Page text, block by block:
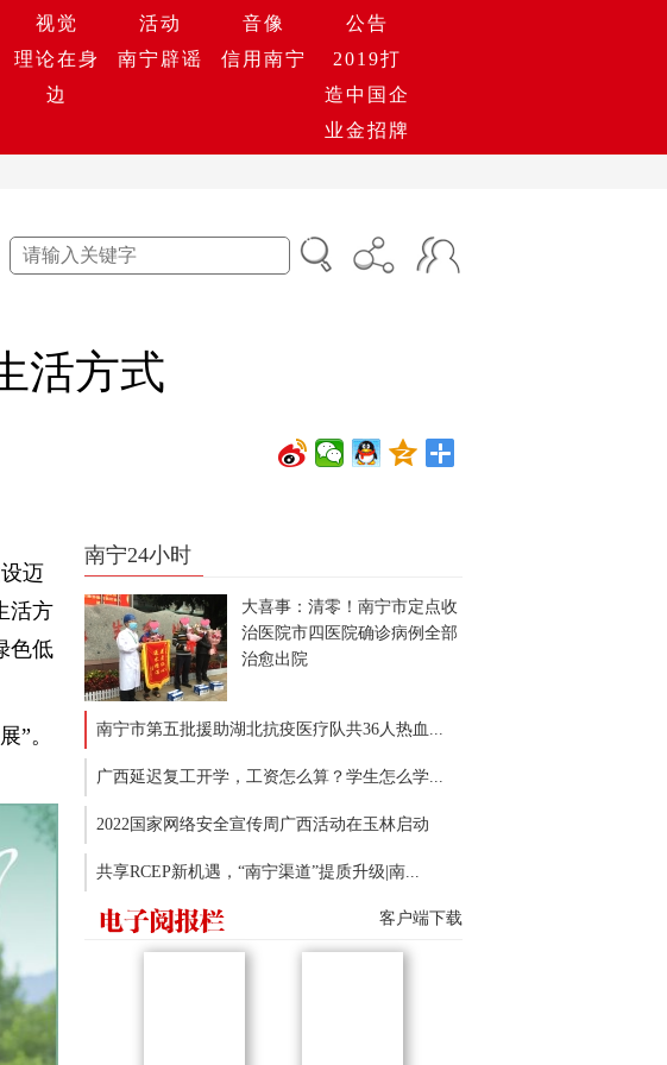
视觉 活动 音像
公告
理论在身
边
南宁辟谣 信用南宁
2019打
造中国企
业金招牌
活方式
迈
活方
色低
”。
南宁24小时
大喜事：清零！南宁市定点收
治医院市四医院确诊病例全部
治愈出院
南宁市第五批援助湖北抗疫医疗队共36人热血...
广西延迟复工开学，工资怎么算？学生怎么学...
2022国家网络安全宣传周广西活动在玉林启动
共享RCEP新机遇，“南宁渠道”提质升级|南...
客户端下载